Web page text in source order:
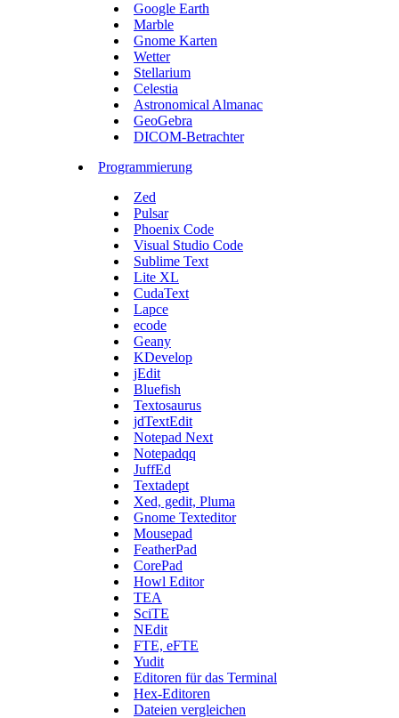
Google Earth
Marble
Gnome Karten
Wetter
Stellarium
Celestia
Astronomical Almanac
GeoGebra
DICOM-Betrachter
Programmierung
Zed
Pulsar
Phoenix Code
Visual Studio Code
Sublime Text
Lite XL
CudaText
Lapce
ecode
Geany
KDevelop
jEdit
Bluefish
Textosaurus
jdTextEdit
Notepad Next
Notepadqq
JuffEd
Textadept
Xed, gedit, Pluma
Gnome Texteditor
Mousepad
FeatherPad
CorePad
Howl Editor
TEA
SciTE
NEdit
FTE, eFTE
Yudit
Editoren für das Terminal
Hex-Editoren
Dateien vergleichen